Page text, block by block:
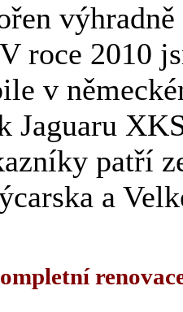
roce 2010
v
Jaguaru
patří
a